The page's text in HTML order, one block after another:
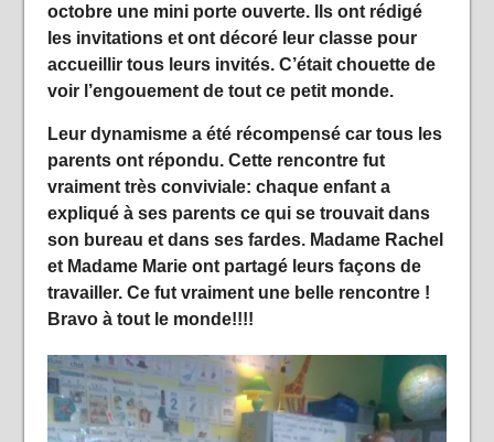
octobre une mini porte ouverte. Ils ont rédigé
les invitations et ont décoré leur classe pour
accueillir tous leurs invités. C’était chouette de
voir l’engouement de tout ce petit monde.
Leur dynamisme a été récompensé car tous les
parents ont répondu. Cette rencontre fut
vraiment très conviviale: chaque enfant a
expliqué à ses parents ce qui se trouvait dans
son bureau et dans ses fardes. Madame Rachel
et Madame Marie ont partagé leurs façons de
travailler. Ce fut vraiment une belle rencontre !
Bravo à tout le monde!!!!